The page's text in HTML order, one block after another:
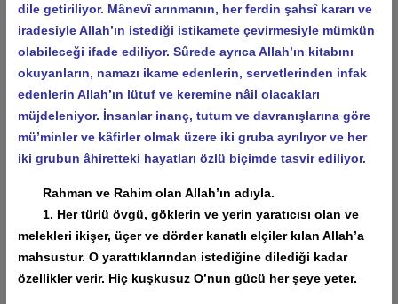
dile getiriliyor. Mânevî arınmanın, her ferdin şahsî kararı ve
iradesiyle Allah’ın istediği istikamete çevirmesiyle mümkün
olabileceği ifade ediliyor. Sûrede ayrıca Allah’ın kitabını
okuyanların, namazı ikame edenlerin, servetlerinden infak
edenlerin Allah’ın lütuf ve keremine nâil olacakları
müjdeleniyor. İnsanlar inanç, tutum ve davranışlarına göre
mü’minler ve kâfirler olmak üzere iki gruba ayrılıyor ve her
iki grubun âhiretteki hayatları özlü biçimde tasvir ediliyor.
Rahman ve Rahim olan Allah’ın adıyla.
1. Her türlü övgü, göklerin ve yerin yaratıcısı olan ve
melekleri ikişer, üçer ve dörder kanatlı elçiler kılan Allah’a
mahsustur. O yarattıklarından istediğine dilediği kadar
özellikler verir. Hiç kuşkusuz O’nun gücü her şeye yeter.